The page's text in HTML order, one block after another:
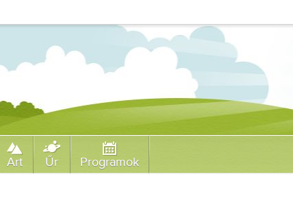
Art Űr Programok